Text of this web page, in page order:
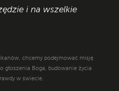
i na wszelkie
chcemy podejmować misję
głoszenia Boga, budowanie życia
w świecie.